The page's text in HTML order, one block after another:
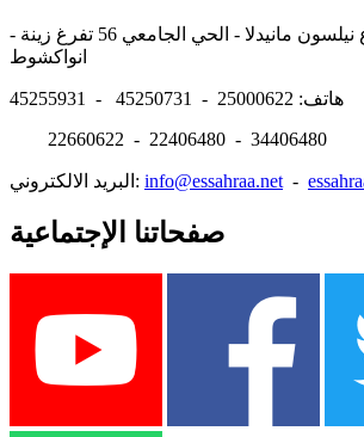
المقر: شارع نيلسون مانيدلا - الحي الجامعي 56 تفرغ زينة -
هاتف: 25000622 - 45250731 - 45255931
22660622 - 22406480 - 34406480
البريد الالكتروني: info@essahraa.net -
صفحاتنا الإجتماعية